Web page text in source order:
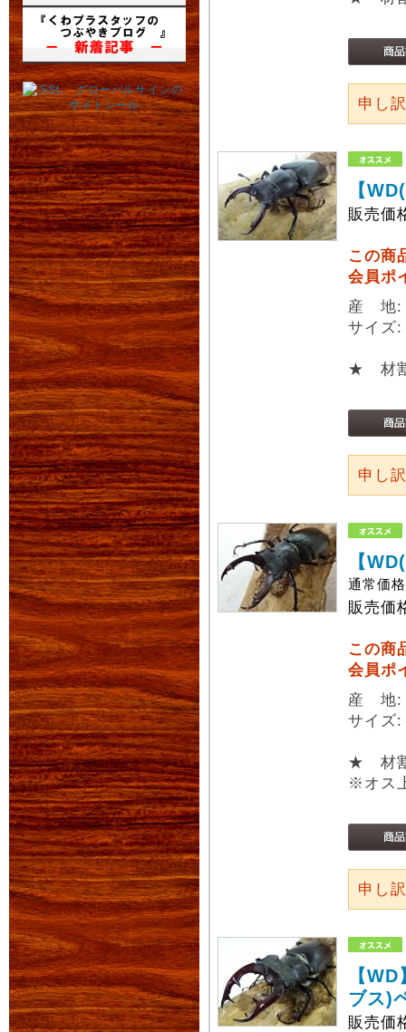
申し
【
販売価
この商
会員ポ
産 地:
サイ
★ 材
申し
【
通常価
販売価
この商
会員ポ
産 地:
サイ
★ 材
※オス
申し
【
ブス)
販売価